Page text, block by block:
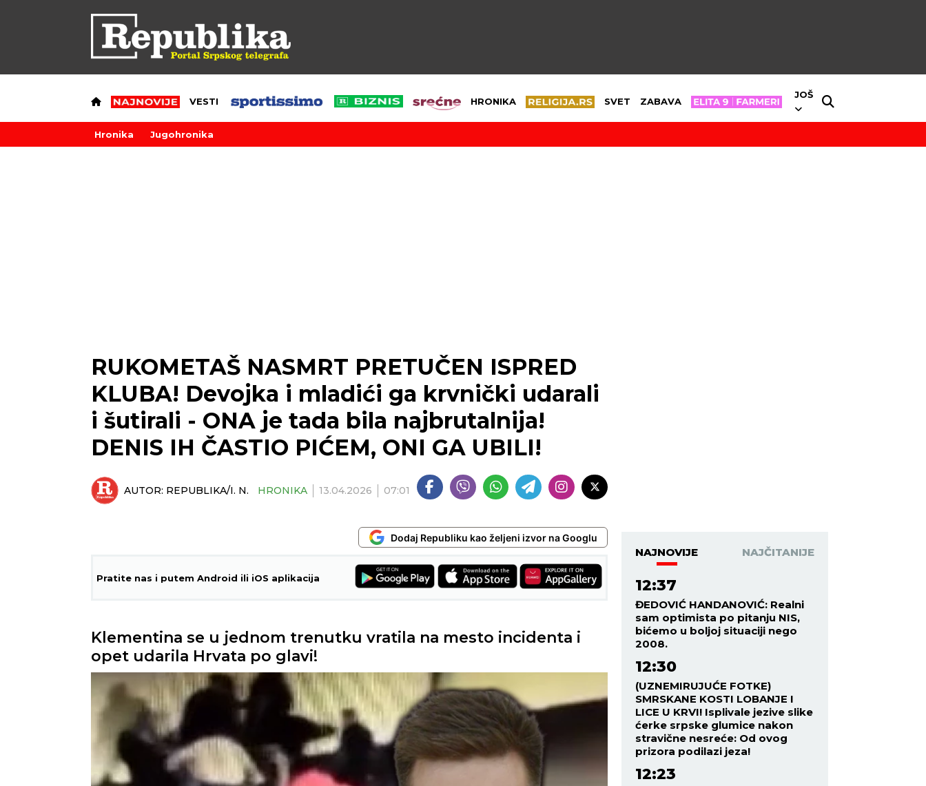
VESTI HRONIKA SVET ZABAVA
JOŠ
Hronika Jugohronika
RUKOMETAŠ NASMRT PRETUČEN ISPRED
KLUBA! Devojka i mladići ga krvnički udarali
i šutirali - ONA je tada bila najbrutalnija!
DENIS IH ČASTIO PIĆEM, ONI GA UBILI!
AUTOR: REPUBLIKA/I. N. HRONIKA 13.04.2026 07:01
Dodaj Republiku kao željeni izvor na Googlu
Pratite nas i putem Android ili iOS aplikacija
Klementina se u jednom trenutku vratila na mesto incidenta i
opet udarila Hrvata po glavi!
NAJNOVIJE NAJČITANIJE
12:37
ĐEDOVIĆ HANDANOVIĆ: Realni
sam optimista po pitanju NIS,
bićemo u boljoj situaciji nego
2008.
12:30
(UZNEMIRUJUĆE FOTKE)
SMRSKANE KOSTI LOBANJE I
LICE U KRVI! Isplivale jezive slike
ćerke srpske glumice nakon
stravične nesreće: Od ovog
prizora podilazi jeza!
12:23